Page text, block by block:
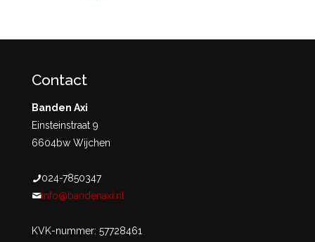
Contact
Banden Axi
Einsteinstraat 9
6604bw Wijchen
024-7850347
info@bandenaxi.nl
KVK-nummer: 57728461